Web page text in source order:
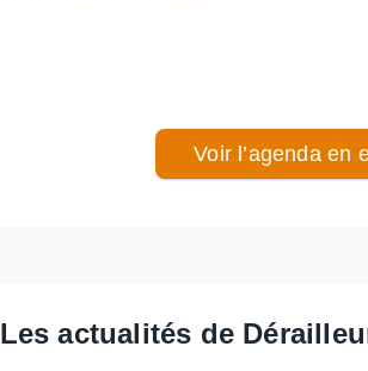
Voir l’agenda en
Les actualités de